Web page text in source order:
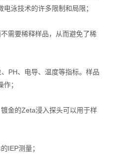
型
泳技术的许多限制和局限；
要稀释样品，从而避免了稀
、电导、温度等指标。样品
；
的Zeta浸入探头可以用于样
IEP测量；